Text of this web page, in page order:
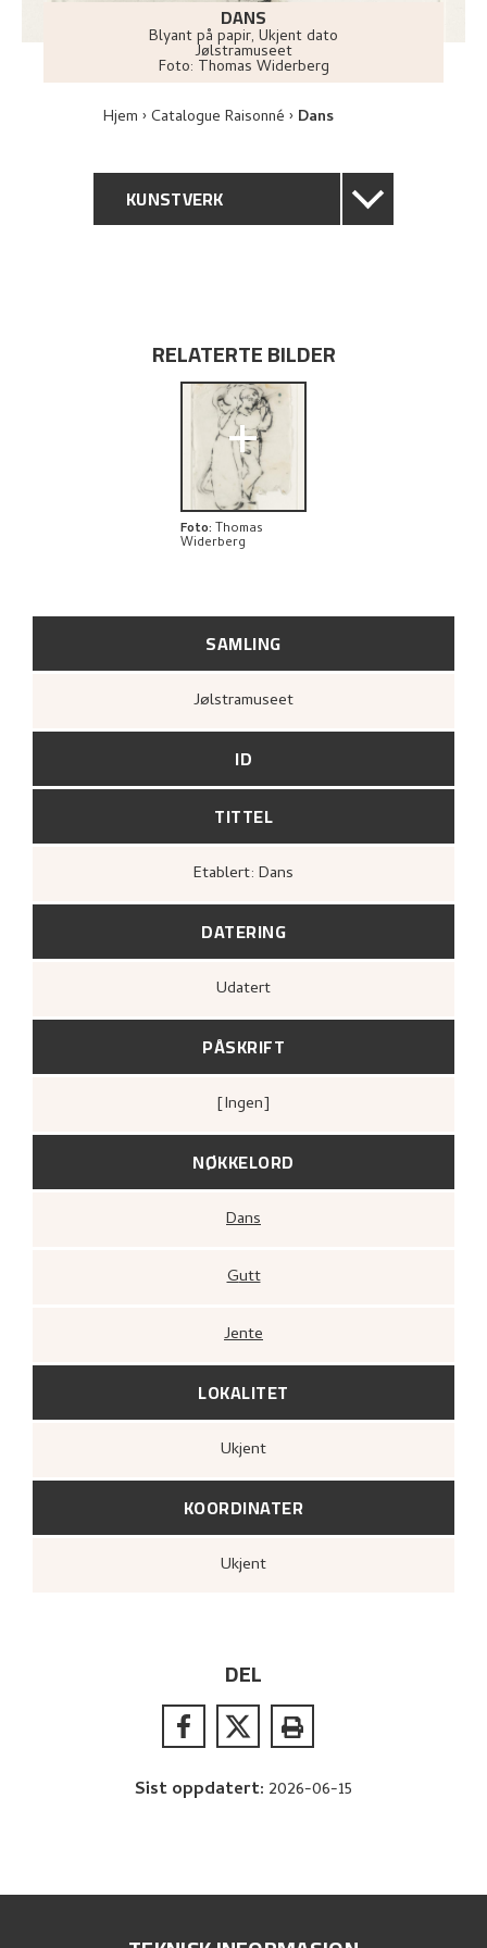
DANS
Blyant på papir, Ukjent dato
Jølstramuseet
Foto: Thomas Widerberg
Hjem Catalogue Raisonné Dans
KUNSTVERK
PROVENIENS
SAMLING
Jølstramuseet
ID
TITTEL
Etablert: Dans
DATERING
Udatert
PÅSKRIFT
[ingen]
RELATERTE BILDER
+
Foto: Thomas
Widerberg
NØKKELORD
Dans
Gutt
Jente
LOKALITET
Ukjent
KOORDINATER
Ukjent
DEL
Sist oppdatert: 2026-06-15